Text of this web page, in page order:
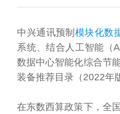
中兴通讯预制 模块化数
系统、结合人工智能（
数据中心智能化综合节
装备推荐目录（2022年
在东数西算政策下，全